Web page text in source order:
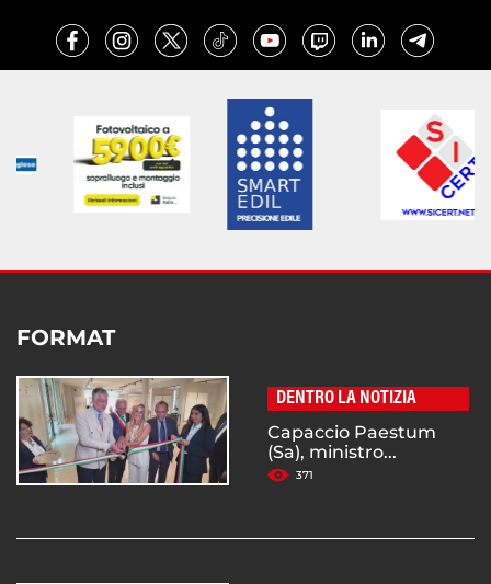
FORMAT
DENTRO LA NOTIZIA
Capaccio Paestum
(Sa), ministro...
371